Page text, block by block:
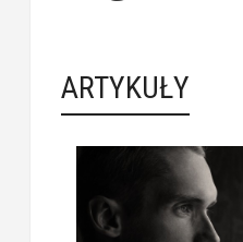
ARTYKUŁY